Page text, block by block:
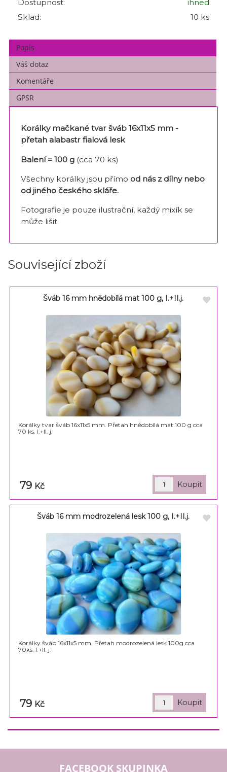
Dostupnost:
ihned
Sklad:
10 ks
Popis
Váš dotaz
Komentáře
GPSR
Korálky mačkané tvar šváb 16x11x5 mm -
přetah alabastr fialová lesk
Balení = 100 g (cca 70 ks)
Všechny korálky jsou přímo od nás z dílny nebo
od jiného českého skláře.
Fotografie je pouze ilustrační, každý mixík se
může lišit.
Související zboží
Šváb 16 mm hnědobílá mat 100 g, I.+II.j.
Korálky tvar šváb 16x11x5 mm. Přetah hnědobílá mat 100 g cca
70 ks. I.+II. j.
79 Kč
Šváb 16 mm modrozelená lesk 100 g, I.+II.j.
Korálky šváb 16x11x5 mm. Přetah modrozelená lesk 100g cca
70ks. I.+II. j.
79 Kč
FACEBOOK SKUPINKA